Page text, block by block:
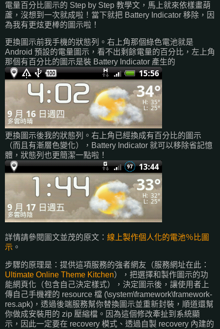
電量百分比圖示的 Step by Step 教學文，馬上就來依樣畫葫
蘆，沒想到一次就成啦！當下就把 Battery Indicator 移除，因
為我有更炫更棒的圖示啦！
更換圖示前我手機的狀態列。右上角那個綠色電池就是
Android 預設的電量圖示，看不出剩餘電量的百分比，左上角
那個有百分比的圖示是裝 Battery Indicator 產生的
更換圖示後我的狀態列。右上角已經換成有百分比的圖示
（而且有漸層色變化），Battery Indicator 就可以移除省記憶
體，狀態列也更簡潔一點啦！
詳情請參閱圖文並茂的原文： 線上製作個人化的電池％比圖
示 。
步驟的原理是：提供這項服務的強者網友（服務網址在此：
Ultimate Online Theme Kitchen），把選擇和製作圖示的功
能網頁化（包含自己決定樣式），決定圖示後，讓使用者上
傳自己手機裡的 resource 檔 (\system\framework\framework-
res.apk)，透過後端服務幫你替換圖示並重新封裝，順道還幫
你做成安裝用的 zip 壓縮檔。因為這個修改牽扯到系統顯
示，因此一定要在 recovery 模式、透過自製 recovery 內建的